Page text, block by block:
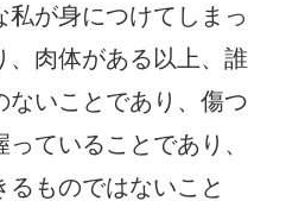
が身につけてしまっ
、肉体がある以上、誰
ないことであり、傷つ
ていることであり、
ものではないこと